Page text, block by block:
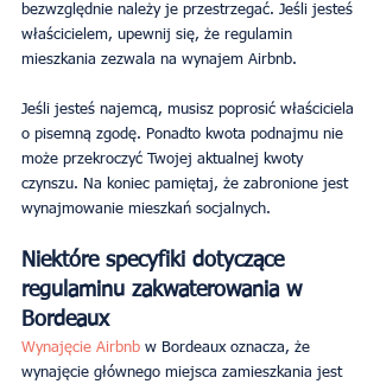
bezwzględnie należy je przestrzegać. Jeśli jesteś
właścicielem, upewnij się, że regulamin
mieszkania zezwala na wynajem Airbnb.
Jeśli jesteś najemcą, musisz poprosić właściciela
o pisemną zgodę. Ponadto kwota podnajmu nie
może przekroczyć Twojej aktualnej kwoty
czynszu. Na koniec pamiętaj, że zabronione jest
wynajmowanie mieszkań socjalnych.
Niektóre specyfiki dotyczące
regulaminu zakwaterowania w
Bordeaux
Wynajęcie Airbnb w Bordeaux oznacza, że ​​
wynajęcie głównego miejsca zamieszkania jest